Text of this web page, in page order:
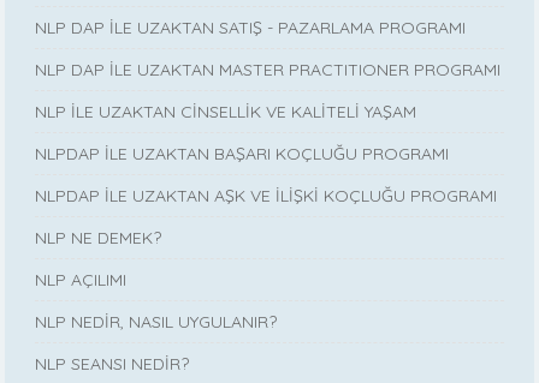
NLP DAP İLE UZAKTAN SATIŞ - PAZARLAMA PROGRAMI
NLP DAP İLE UZAKTAN MASTER PRACTITIONER PROGRAMI
NLP İLE UZAKTAN CİNSELLİK VE KALİTELİ YAŞAM
NLPDAP İLE UZAKTAN BAŞARI KOÇLUĞU PROGRAMI
NLPDAP İLE UZAKTAN AŞK VE İLİŞKİ KOÇLUĞU PROGRAMI
NLP NE DEMEK?
NLP AÇILIMI
NLP NEDİR, NASIL UYGULANIR?
NLP SEANSI NEDİR?